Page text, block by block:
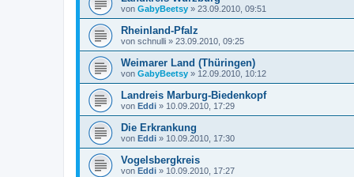
von GabyBeetsy » 23.09.2010, 09:51
Rheinland-Pfalz
von schnulli » 23.09.2010, 09:25
Weimarer Land (Thüringen)
von GabyBeetsy » 12.09.2010, 10:12
Landreis Marburg-Biedenkopf
von Eddi » 10.09.2010, 17:29
Die Erkrankung
von Eddi » 10.09.2010, 17:30
Vogelsbergkreis
von Eddi » 10.09.2010, 17:27